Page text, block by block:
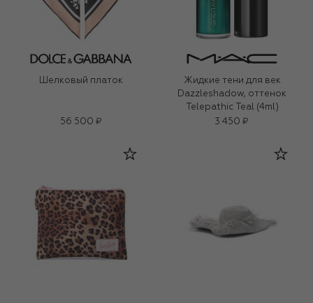
Шелковый платок
56 500 ₽
Жидкие тени для век
Dazzleshadow, оттенок
Telepathic Teal (4ml)
3 450 ₽